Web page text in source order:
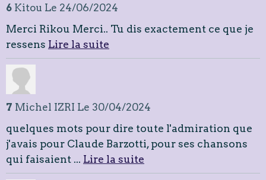
6 Kitou Le 24/06/2024
Merci Rikou Merci.. Tu dis exactement ce que je
ressens Lire la suite
7 Michel IZRI Le 30/04/2024
quelques mots pour dire toute l'admiration que
j'avais pour Claude Barzotti, pour ses chansons
qui faisaient ... Lire la suite